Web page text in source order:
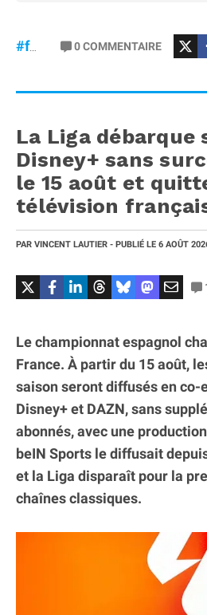
#failles #macOS#Sécurité
0COMMENTAIRE
La Liga débarque
Disney+ sans
le 15 août et
télévision
PAR VINCENT LAUTIER - PUBLIÉ LE 6 AOÛT
Le championnat espagnol
France. À partir du 15 août,
saison seront diffusés en co-
Disney+ et DAZN, sans
abonnés, avec une
beIN Sports le diffusait
et la Liga disparaît pour la
chaînes classiques.